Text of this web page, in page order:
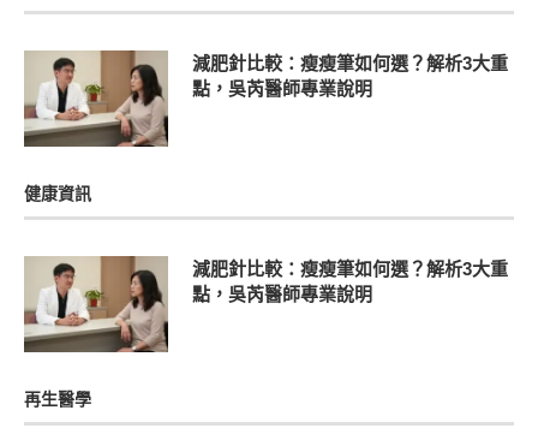
減肥針比較：瘦瘦筆如何選？解析3大重
點，吳芮醫師專業說明
健康資訊
減肥針比較：瘦瘦筆如何選？解析3大重
點，吳芮醫師專業說明
再生醫學